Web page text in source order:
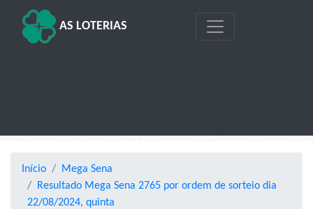
AS LOTERIAS
Início
Mega Sena
Resultado Mega Sena 2765 por ordem de sorteio dia
22/08/2024, quinta